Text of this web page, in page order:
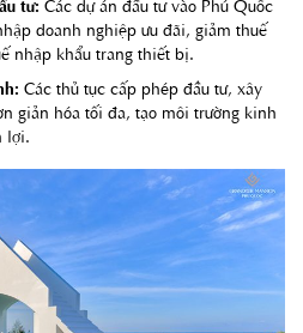
tư: Các dự án đầu tư vào Phú Quốc
doanh nghiệp ưu đãi, giảm thuế
nhập khẩu trang thiết bị.
Các thủ tục cấp phép đầu tư, xây
giản hóa tối đa, tạo môi trường kinh
lợi.